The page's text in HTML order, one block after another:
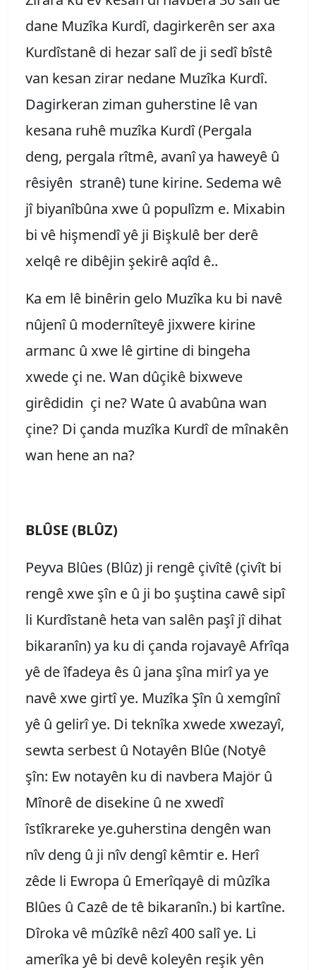
dane Muzîka Kurdî, dagirkerên ser axa
Kurdîstanê di hezar salî de ji sedî bîstê
van kesan zirar nedane Muzîka Kurdî.
Dagirkeran ziman guherstine lê van
kesana ruhê muzîka Kurdî (Pergala
deng, pergala rîtmê, avanî ya haweyê û
rêsiyên stranê) tune kirine. Sedema wê
jî biyanîbûna xwe û populîzm e. Mixabin
bi vê hişmendî yê ji Bişkulê ber derê
xelqê re dibêjin şekirê aqîd ê..
Ka em lê binêrin gelo Muzîka ku bi navê
nûjenî û modernîteyê jixwere kirine
armanc û xwe lê girtine di bingeha
xwede çi ne. Wan dûçikê bixweve
girêdidin çi ne? Wate û avabûna wan
çine? Di çanda muzîka Kurdî de mînakên
wan hene an na?
BLÛSE (BLÛZ)
Peyva Blûes (Blûz) ji rengê çivîtê (çivît bi
rengê xwe şîn e û ji bo şuştina cawê sipî
li Kurdîstanê heta van salên paşî jî dihat
bikaranîn) ya ku di çanda rojavayê Afrîqa
yê de îfadeya ês û jana şîna mirî ya ye
navê xwe girtî ye. Muzîka Şîn û xemgînî
yê û gelirî ye. Di teknîka xwede xwezayî,
sewta serbest û Notayên Blûe (Notyê
şîn: Ew notayên ku di navbera Majör û
Mînorê de disekine û ne xwedî
îstîkrareke ye.guherstina dengên wan
nîv deng û ji nîv dengî kêmtir e. Herî
zêde li Ewropa û Emerîqayê di mûzîka
Blûes û Cazê de tê bikaranîn.) bi kartîne.
Dîroka vê mûzîkê nêzî 400 salî ye. Li
amerîka yê bi devê koleyên reşik yên